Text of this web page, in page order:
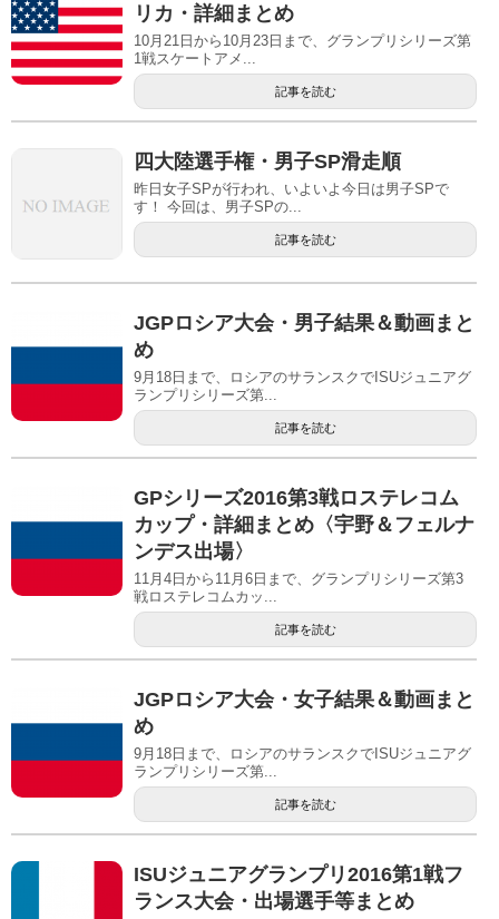
リカ・詳細まとめ
10月21日から10月23日まで、グランプリシリーズ第
1戦スケートアメ...
記事を読む
四大陸選手権・男子SP滑走順
昨日女子SPが行われ、いよいよ今日は男子SPで
す！ 今回は、男子SPの...
記事を読む
JGPロシア大会・男子結果＆動画まと
め
9月18日まで、ロシアのサランスクでISUジュニアグ
ランプリシリーズ第...
記事を読む
GPシリーズ2016第3戦ロステレコム
カップ・詳細まとめ〈宇野＆フェルナ
ンデス出場〉
11月4日から11月6日まで、グランプリシリーズ第3
戦ロステレコムカッ...
記事を読む
JGPロシア大会・女子結果＆動画まと
め
9月18日まで、ロシアのサランスクでISUジュニアグ
ランプリシリーズ第...
記事を読む
ISUジュニアグランプリ2016第1戦フ
ランス大会・出場選手等まとめ